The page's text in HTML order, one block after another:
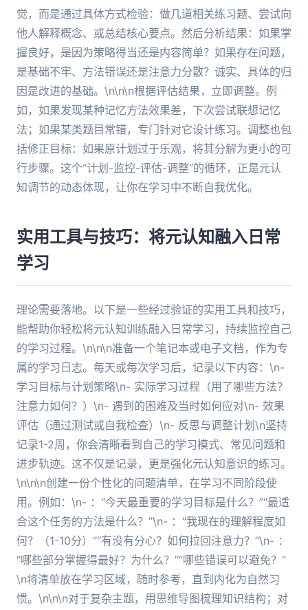
觉，而是通过具体方式检验：做几道相关练习题、尝试向
他人解释概念、或总结核心要点。然后分析结果：如果掌
握良好，是因为策略得当还是内容简单？如果存在问题，
是基础不牢、方法错误还是注意力分散？诚实、具体的归
因是改进的基础。\n\n\n根据评估结果，立即调整。例
如，如果发现某种记忆方法效果差，下次尝试联想记忆
法；如果某类题目常错，专门针对它设计练习。调整也包
括修正目标：如果原计划过于乐观，将其分解为更小的可
行步骤。这个“计划-监控-评估-调整”的循环，正是元认
知调节的动态体现，让你在学习中不断自我优化。
实用工具与技巧：将元认知融入日常
学习
理论需要落地。以下是一些经过验证的实用工具和技巧，
能帮助你轻松将元认知训练融入日常学习，持续监控自己
的学习过程。\n\n\n准备一个笔记本或电子文档，作为专
属的学习日志。每天或每次学习后，记录以下内容：\n-
学习目标与计划策略\n- 实际学习过程（用了哪些方法？
注意力如何？）\n- 遇到的困难及当时如何应对\n- 效果
评估（通过测试或自我检查）\n- 反思与调整计划\n坚持
记录1-2周，你会清晰看到自己的学习模式、常见问题和
进步轨迹。这不仅是记录，更是强化元认知意识的练习。
\n\n\n创建一份个性化的问题清单，在学习不同阶段使
用。例如：\n- ：“今天最重要的学习目标是什么？”“最适
合这个任务的方法是什么？”\n- ：“我现在的理解程度如
何？（1-10分）”“有没有分心？如何拉回注意力？”\n- ：
“哪些部分掌握得最好？为什么？”“哪些错误可以避免？”
\n将清单放在学习区域，随时参考，直到内化为自然习
惯。\n\n\n对于复杂主题，用思维导图梳理知识结构；对